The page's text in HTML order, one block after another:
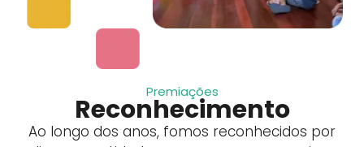
Premiações
Reconhecimento
Ao longo dos anos, fomos reconhecidos por